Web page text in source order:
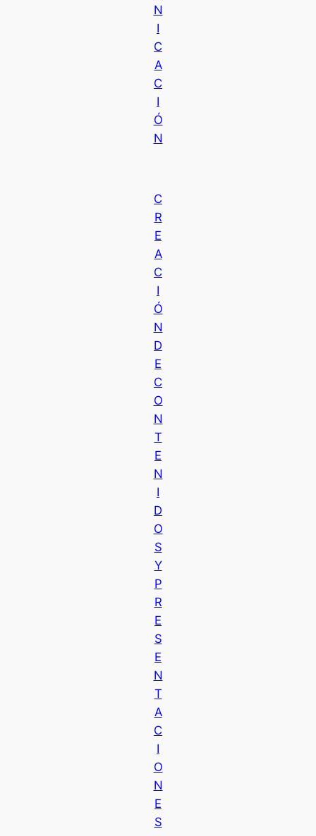
N
I
C
A
C
I
Ó
N
C
R
E
A
C
I
Ó
N
D
E
C
O
N
T
E
N
I
D
O
S
Y
P
R
E
S
E
N
T
A
C
I
O
N
E
S